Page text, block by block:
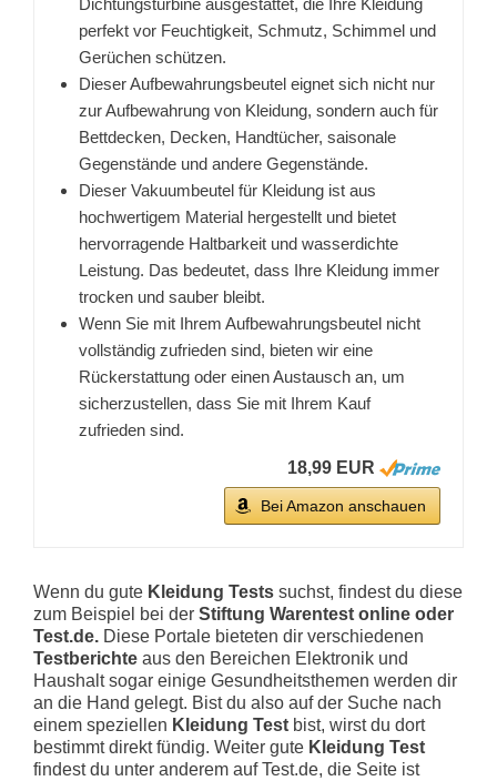
Dichtungsturbine ausgestattet, die Ihre Kleidung
perfekt vor Feuchtigkeit, Schmutz, Schimmel und
Gerüchen schützen.
Dieser Aufbewahrungsbeutel eignet sich nicht nur
zur Aufbewahrung von Kleidung, sondern auch für
Bettdecken, Decken, Handtücher, saisonale
Gegenstände und andere Gegenstände.
Dieser Vakuumbeutel für Kleidung ist aus
hochwertigem Material hergestellt und bietet
hervorragende Haltbarkeit und wasserdichte
Leistung. Das bedeutet, dass Ihre Kleidung immer
trocken und sauber bleibt.
Wenn Sie mit Ihrem Aufbewahrungsbeutel nicht
vollständig zufrieden sind, bieten wir eine
Rückerstattung oder einen Austausch an, um
sicherzustellen, dass Sie mit Ihrem Kauf
zufrieden sind.
18,99 EUR
Bei Amazon anschauen
Wenn du gute Kleidung Tests suchst, findest du diese
zum Beispiel bei der Stiftung Warentest online oder
Test.de. Diese Portale bieteten dir verschiedenen
Testberichte aus den Bereichen Elektronik und
Haushalt sogar einige Gesundheitsthemen werden dir
an die Hand gelegt. Bist du also auf der Suche nach
einem speziellen Kleidung Test bist, wirst du dort
bestimmt direkt fündig. Weiter gute Kleidung Test
findest du unter anderem auf Test.de, die Seite ist